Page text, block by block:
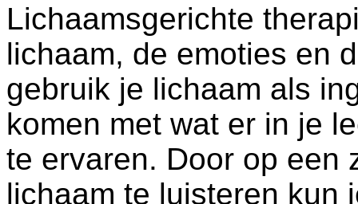
Lichaamsgerichte
lichaam, de emoties en
gebruik je lichaam als
komen met wat er in je
te ervaren. Door op een
lichaam te luisteren kun